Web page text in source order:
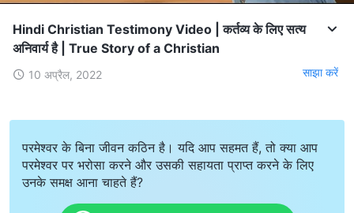
Hindi Christian Testimony Video | कर्तव्य के लिए सत्य
अनिवार्य है | True Story of a Christian
10 अप्रैल, 2022 साझा करें
परमेश्वर के बिना जीवन कठिन है। यदि आप सहमत हैं, तो क्या आप
परमेश्वर पर भरोसा करने और उसकी सहायता प्राप्त करने के लिए
उनके समक्ष आना चाहते हैं?